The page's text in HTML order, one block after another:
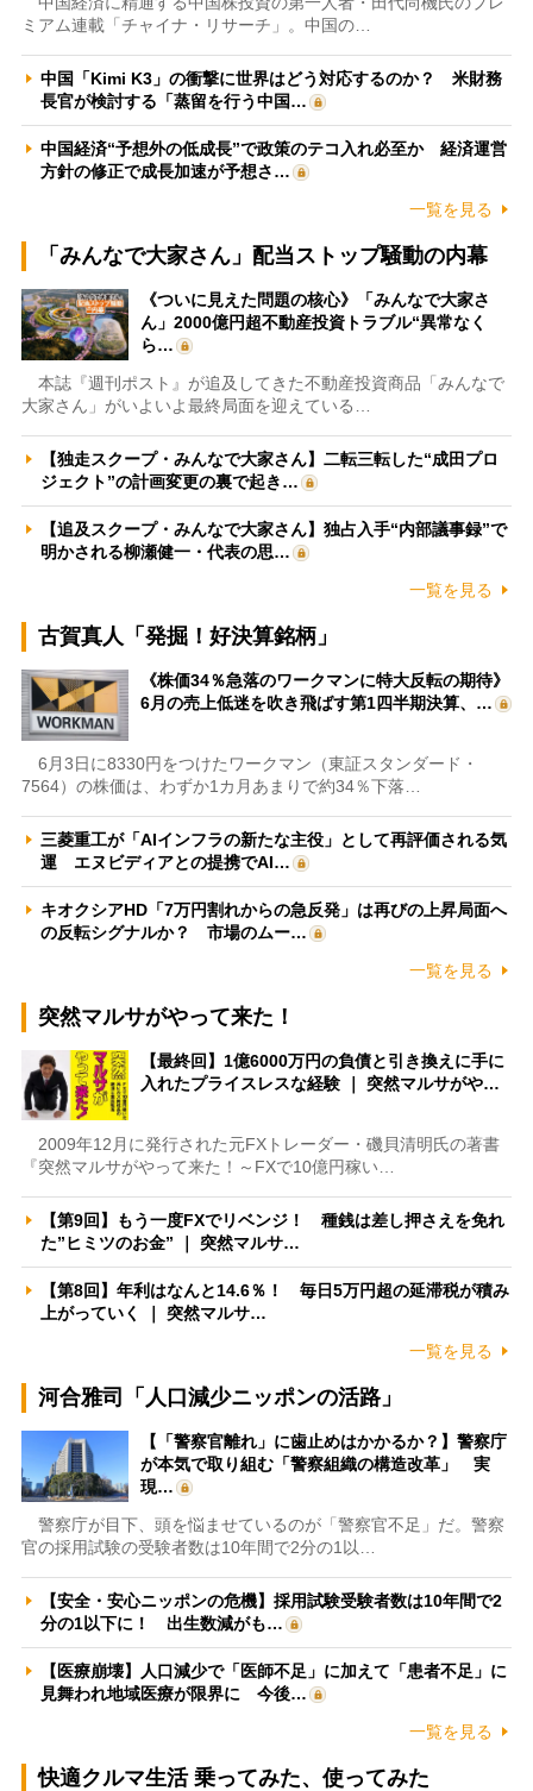
ミアム連載「チャイナ・リサーチ」。中国の…
中国「Kimi K3」の衝撃に世界はどう対応するのか？ 米財務
長官が検討する「蒸留を行う中国…
中国経済“予想外の低成長”で政策のテコ入れ必至か 経済運営
方針の修正で成長加速が予想さ…
一覧を見る
「みんなで大家さん」配当ストップ騒動の内幕
《ついに見えた問題の核心》「みんなで大家さ
ん」2000億円超不動産投資トラブル“異常なく
ら…
本誌『週刊ポスト』が追及してきた不動産投資商品「みんなで
大家さん」がいよいよ最終局面を迎えている…
【独走スクープ・みんなで大家さん】二転三転した“成田プロ
ジェクト”の計画変更の裏で起き…
【追及スクープ・みんなで大家さん】独占入手“内部議事録”で
明かされる柳瀬健一・代表の思…
一覧を見る
古賀真人「発掘！好決算銘柄」
《株価34％急落のワークマンに特大反転の期待》
6月の売上低迷を吹き飛ばす第1四半期決算、…
6月3日に8330円をつけたワークマン（東証スタンダード・
7564）の株価は、わずか1カ月あまりで約34％下落…
三菱重工が「AIインフラの新たな主役」として再評価される気
運 エヌビディアとの提携でAI…
キオクシアHD「7万円割れからの急反発」は再びの上昇局面へ
の反転シグナルか？ 市場のムー…
一覧を見る
突然マルサがやって来た！
【最終回】1億6000万円の負債と引き換えに手に
入れたプライスレスな経験 ｜ 突然マルサがや…
2009年12月に発行された元FXトレーダー・磯貝清明氏の著書
『突然マルサがやって来た！～FXで10億円稼い…
【第9回】もう一度FXでリベンジ！ 種銭は差し押さえを免れ
た”ヒミツのお金” ｜ 突然マルサ…
【第8回】年利はなんと14.6％！ 毎日5万円超の延滞税が積み
上がっていく ｜ 突然マルサ…
一覧を見る
河合雅司「人口減少ニッポンの活路」
【「警察官離れ」に歯止めはかかるか？】警察庁
が本気で取り組む「警察組織の構造改革」 実
現…
警察庁が目下、頭を悩ませているのが「警察官不足」だ。警察
官の採用試験の受験者数は10年間で2分の1以…
【安全・安心ニッポンの危機】採用試験受験者数は10年間で2
分の1以下に！ 出生数減がも…
【医療崩壊】人口減少で「医師不足」に加えて「患者不足」に
見舞われ地域医療が限界に 今後…
一覧を見る
快適クルマ生活 乗ってみた、使ってみた